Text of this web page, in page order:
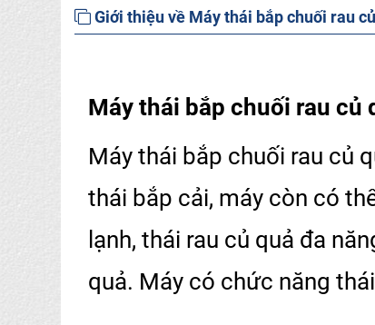
Giới thiệu về Máy thái bắp chuối rau
Máy thái bắp chuối rau củ
Máy thái bắp chuối rau củ
thái bắp cải, máy còn có
lạnh, thái rau củ quả đa
quả. Máy có chức năng